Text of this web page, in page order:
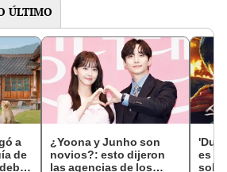
ÚLTIMO
a
de
¿Yoona y Junho son
novios?: esto dijeron
las agencias de los
es